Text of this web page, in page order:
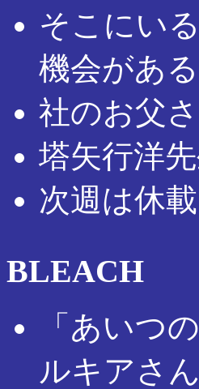
そこにい
機会があ
社のお父
塔矢行洋
次週は休
BLEACH
「あいつ
ルキアさ